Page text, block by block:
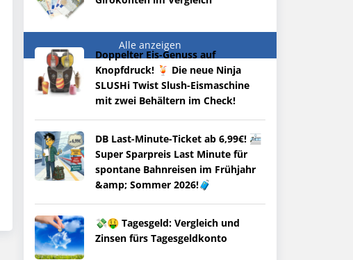
Alle anzeigen
Doppelter Eis-Genuss auf
Knopfdruck! 🍹 Die neue Ninja
SLUSHi Twist Slush-Eismaschine
mit zwei Behältern im Check!
DB Last-Minute-Ticket ab 6,99€! 🚈
Super Sparpreis Last Minute für
spontane Bahnreisen im Frühjahr
&amp; Sommer 2026!🧳
💸🤑 Tagesgeld: Vergleich und
Zinsen fürs Tagesgeldkonto